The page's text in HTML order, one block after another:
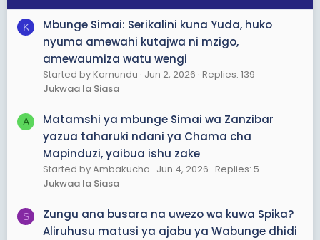
K
Mbunge Simai: Serikalini kuna Yuda, huko
nyuma amewahi kutajwa ni mzigo,
amewaumiza watu wengi
Started by Kamundu Jun 2, 2026 Replies: 139
Jukwaa la Siasa
A
Matamshi ya mbunge Simai wa Zanzibar
yazua taharuki ndani ya Chama cha
Mapinduzi, yaibua ishu zake
Started by Ambakucha Jun 4, 2026 Replies: 5
Jukwaa la Siasa
S
Zungu ana busara na uwezo wa kuwa Spika?
Aliruhusu matusi ya ajabu ya Wabunge dhidi